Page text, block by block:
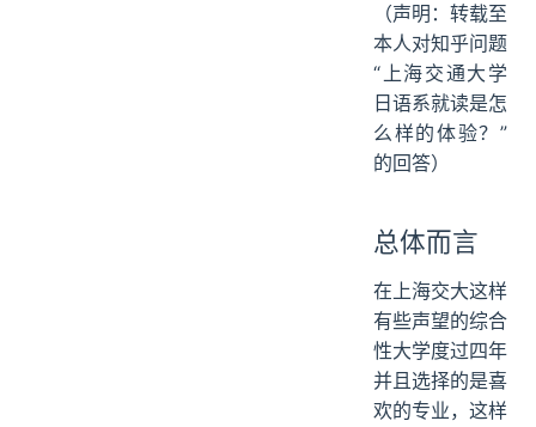
课内课程
课外资源
师资力量
就业方向
校友资源
（声明：转载至
本人对知乎问题
“上海交通大学
日语系就读是怎
么样的体验？”
的回答）
总体而言
在上海交大这样
有些声望的综合
性大学度过四年
并且选择的是喜
欢的专业，这样